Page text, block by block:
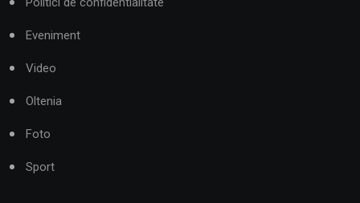
Eveniment
Video
Oltenia
Foto
Sport